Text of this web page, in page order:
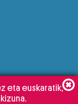
eta euskaratik,